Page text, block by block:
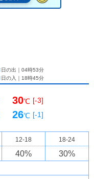
日の出｜ 04時53分
日の入｜ 18時45分
30℃ [-3]
26℃ [-1]
12-18 18-24
40% 30%